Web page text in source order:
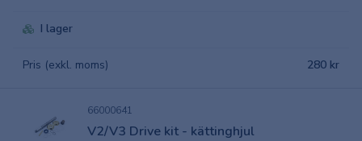
I lager
Pris (exkl. moms) 280 kr
66000641
V2/V3 Drive kit - kättinghjul